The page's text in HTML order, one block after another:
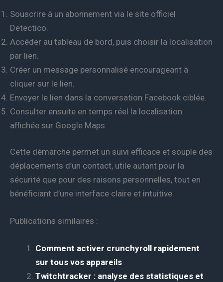
Souscrire à un abonnement via le site officiel
Detectico.
Accéder au tableau de bord, puis choisir la localisation
par lien.
Créer un message personnalisé encourageant à
cliquer sur le lien.
Envoyer le lien dans la conversation Facebook ciblée.
Consulter ensuite en temps réel la localisation
affichée sur Google Maps.
Cette démarche permet un suivi efficace et souple des
déplacements d’un contact, utile autant pour la
sécurité que pour des raisons personnelles, tout en
bénéficiant d’une interface claire et intuitive.
Publications similaires :
Comment activer crunchyroll rapidement
sur tous vos appareils
Twitchtracker : analyse des statistiques et